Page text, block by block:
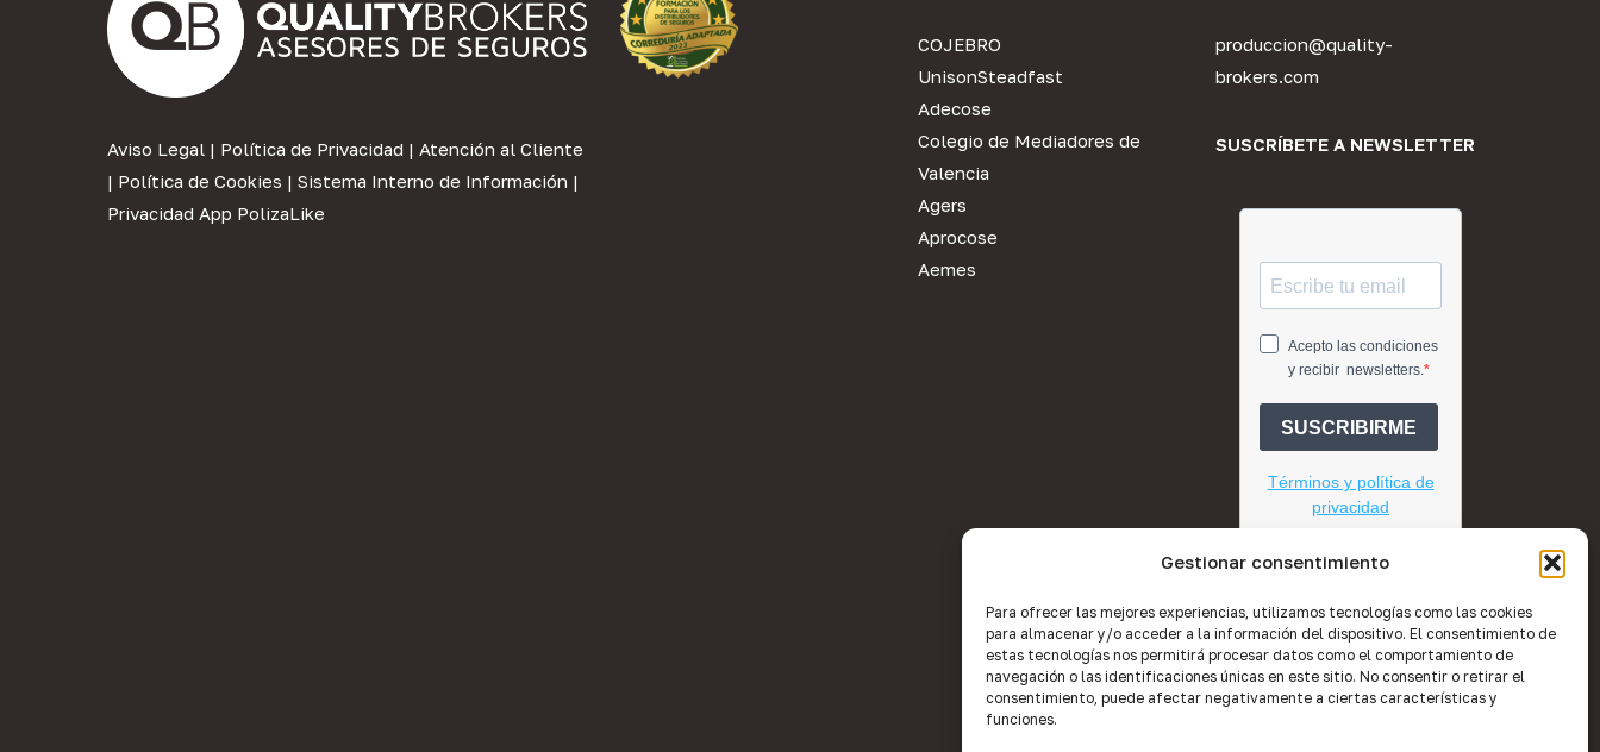
Gestionar consentimiento
Para ofrecer las mejores experiencias, utilizamos tecnologías como las cookies
para almacenar y/o acceder a la información del dispositivo. El consentimiento de
estas tecnologías nos permitirá procesar datos como el comportamiento de
navegación o las identificaciones únicas en este sitio. No consentir o retirar el
consentimiento, puede afectar negativamente a ciertas características y
funciones.
Aviso Legal | Política de Privacidad | Atención al Cliente
| Política de Cookies | Sistema Interno de Información |
Privacidad App PolizaLike
COJEBRO
UnisonSteadfast
Adecose
Colegio de Mediadores de
Valencia
Agers
Aprocose
Aemes
produccion@quality-
brokers.com
SUSCRÍBETE A NEWSLETTER